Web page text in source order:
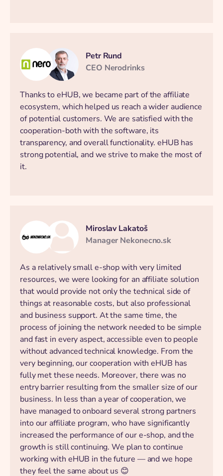
Petr Rund
CEO Nerodrinks
Thanks to eHUB, we became part of the affiliate
ecosystem, which helped us reach a wider audience
of potential customers. We are satisfied with the
cooperation-both with the software, its
transparency, and overall functionality. eHUB has
strong potential, and we strive to make the most of
it.
Miroslav Lakatoš
Manager Nekonecno.sk
As a relatively small e-shop with very limited
resources, we were looking for an affiliate solution
that would provide not only the technical side of
things at reasonable costs, but also professional
and business support. At the same time, the
process of joining the network needed to be simple
and fast in every aspect, accessible even to people
without advanced technical knowledge. From the
very beginning, our cooperation with eHUB has
fully met these needs. Moreover, there was no
entry barrier resulting from the smaller size of our
business. In less than a year of cooperation, we
have managed to onboard several strong partners
into our affiliate program, who have significantly
increased the performance of our e-shop, and the
growth is still continuing. We plan to continue
working with eHUB in the future — and we hope
they feel the same about us 😊